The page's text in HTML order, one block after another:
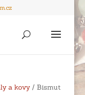
a kovy/ Bismut